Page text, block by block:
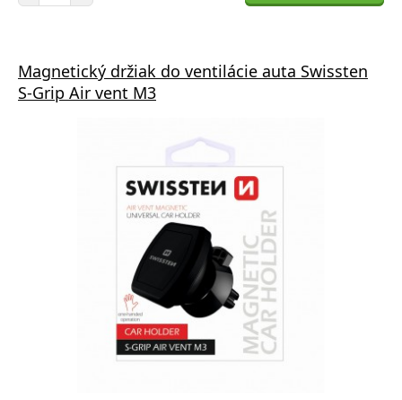
Magnetický držiak do ventilácie auta Swissten
S-Grip Air vent M3